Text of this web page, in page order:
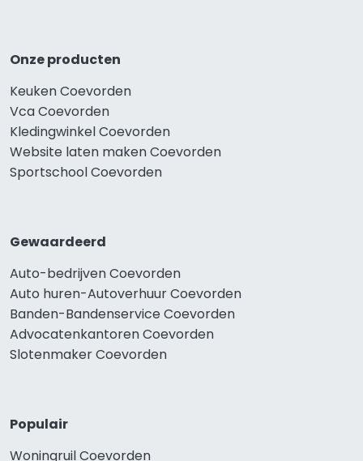
Onze producten
Keuken Coevorden
Vca Coevorden
Kledingwinkel Coevorden
Website laten maken Coevorden
Sportschool Coevorden
Gewaardeerd
Auto-bedrijven Coevorden
Auto huren-Autoverhuur Coevorden
Banden-Bandenservice Coevorden
Advocatenkantoren Coevorden
Slotenmaker Coevorden
Populair
Woningruil Coevorden